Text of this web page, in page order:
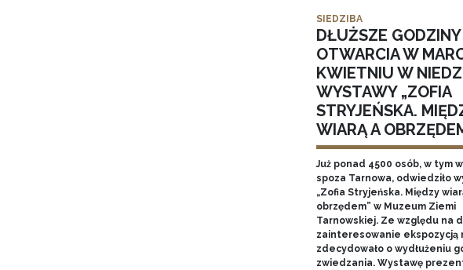
SIEDZIBA
DŁUŻSZE GODZINY
OTWARCIA W
KWIETNIU W
WYSTAWY „ZOFIA
STRYJEŃSKA.
WIARĄ A
Już ponad 4500 osób, w tym
spoza Tarnowa, odwiedziło
„Zofia Stryjeńska. Między
obrzędem” w Muzeum Ziemi
Tarnowskiej. Ze względu na
zainteresowanie ekspozycją
zdecydowało o wydłużeniu
zwiedzania. Wystawę